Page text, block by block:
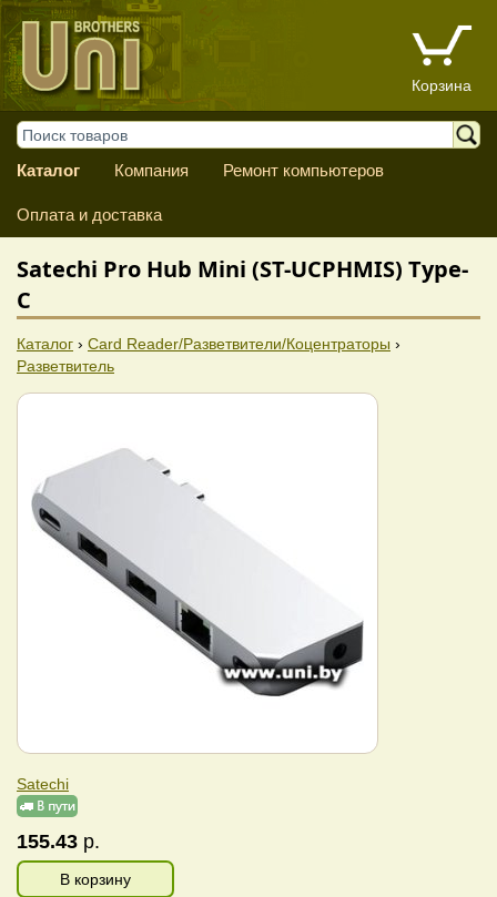
Корзина
Каталог Компания Ремонт компьютеров
Оплата и доставка
Satechi Pro Hub Mini (ST-UCPHMIS) Type-
C
Каталог › Card Reader/Разветвители/Коцентраторы ›
Разветвитель
Satechi
155.43 р.
В корзину